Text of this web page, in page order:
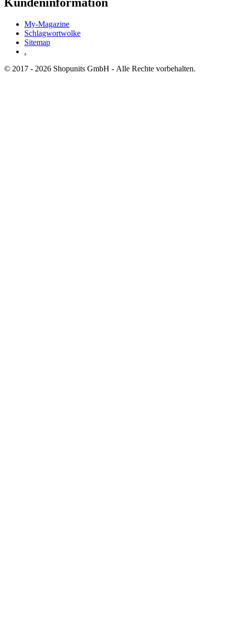
My-Magazine
Schlagwortwolke
Sitemap
.
© 2017 - 2026 Shopunits GmbH - Alle Rechte vorbehalten.